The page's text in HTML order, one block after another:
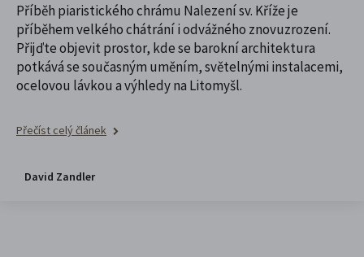
Příběh piaristického chrámu Nalezení sv. Kříže je
příběhem velkého chátrání i odvážného znovuzrození.
Přijďte objevit prostor, kde se barokní architektura
potkává se současným uměním, světelnými instalacemi,
ocelovou lávkou a výhledy na Litomyšl.
Přečíst celý článek
David Zandler